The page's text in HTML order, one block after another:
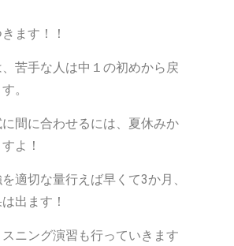
ます！！
苦手な人は中１の初めから戻
。
間に合わせるには、夏休みか
よ！
適切な量行えば早くて3か月、
出ます！
ニング演習も行っていきます